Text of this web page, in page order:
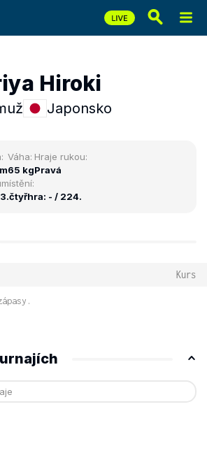
Hiroki
Japonsko
Váha:
65 kg
Hraje rukou:
Pravá
čtyřhra: - / 224.
Kurs